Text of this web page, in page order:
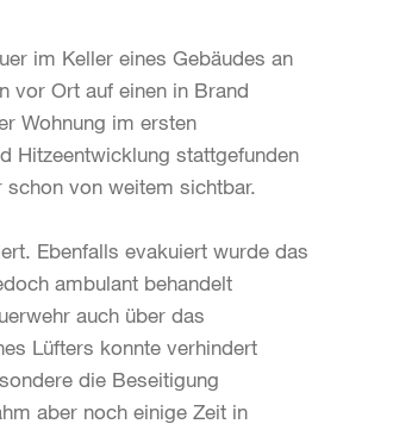
im Keller eines Gebäudes an
vor Ort auf einen in Brand
Wohnung im ersten
Hitzeentwicklung stattgefunden
von weitem sichtbar.
Ebenfalls evakuiert wurde das
ambulant behandelt
auch über das
Lüfters konnte verhindert
die Beseitigung
aber noch einige Zeit in